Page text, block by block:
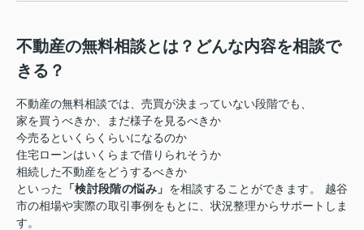
不動産の無料相談とは？どんな内容を相談で
きる？
不動産の無料相談では、売買が決まっていない段階でも、
家を買うべきか、まだ様子を見るべきか
今売るといくらくらいになるのか
住宅ローンはいくらまで借りられそうか
相続した不動産をどうするべきか
といった
「検討段階の悩み」 を相談することができます。 越谷
市の相場や実際の取引事例をもとに、状況整理からサポートしま
す。